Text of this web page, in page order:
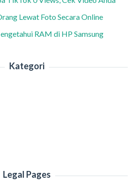
Lewat Foto Secara Online
RAM di HP Samsung
Kategori
Legal Pages